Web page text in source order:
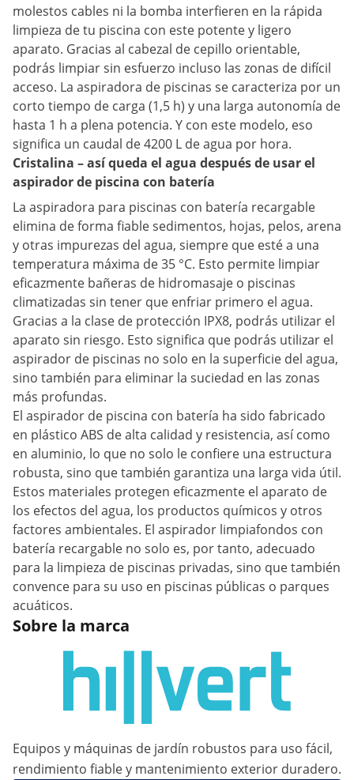
molestos cables ni la bomba interfieren en la rápida
limpieza de tu piscina con este potente y ligero
aparato. Gracias al cabezal de cepillo orientable,
podrás limpiar sin esfuerzo incluso las zonas de difícil
acceso. La aspiradora de piscinas se caracteriza por un
corto tiempo de carga (1,5 h) y una larga autonomía de
hasta 1 h a plena potencia. Y con este modelo, eso
significa un caudal de 4200 L de agua por hora.
Cristalina – así queda el agua después de usar el
aspirador de piscina con batería
La aspiradora para piscinas con batería recargable
elimina de forma fiable sedimentos, hojas, pelos, arena
y otras impurezas del agua, siempre que esté a una
temperatura máxima de 35 °C. Esto permite limpiar
eficazmente bañeras de hidromasaje o piscinas
climatizadas sin tener que enfriar primero el agua.
Gracias a la clase de protección IPX8, podrás utilizar el
aparato sin riesgo. Esto significa que podrás utilizar el
aspirador de piscinas no solo en la superficie del agua,
sino también para eliminar la suciedad en las zonas
más profundas.
El aspirador de piscina con batería ha sido fabricado
en plástico ABS de alta calidad y resistencia, así como
en aluminio, lo que no solo le confiere una estructura
robusta, sino que también garantiza una larga vida útil.
Estos materiales protegen eficazmente el aparato de
los efectos del agua, los productos químicos y otros
factores ambientales. El aspirador limpiafondos con
batería recargable no solo es, por tanto, adecuado
para la limpieza de piscinas privadas, sino que también
convence para su uso en piscinas públicas o parques
acuáticos.
Sobre la marca
Equipos y máquinas de jardín robustos para uso fácil,
rendimiento fiable y mantenimiento exterior duradero.